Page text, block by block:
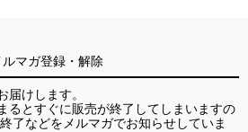
ルマガ登録・解除
けします。
るとすぐに販売が終了してしまいますの
了などをメルマガでお知らせしていま